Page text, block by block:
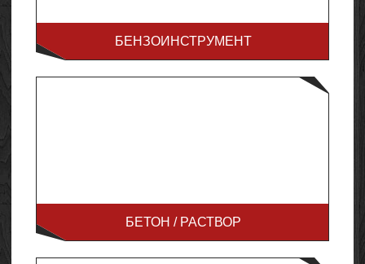
БЕНЗОИНСТРУМЕНТ
БЕТОН / РАСТВОР